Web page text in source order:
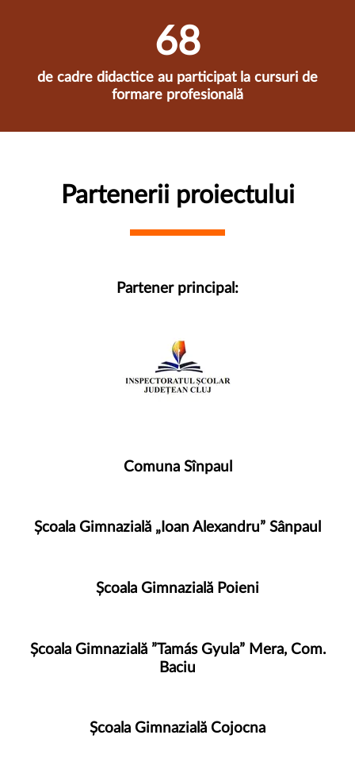
70
de cadre didactice au participat la cursuri de
formare profesională
Partenerii proiectului
Partener principal:
Comuna Sînpaul
Școala Gimnazială „Ioan Alexandru” Sânpaul
Școala Gimnazială Poieni
Școala Gimnazială ”Tamás Gyula” ​Mera, Com.
Baciu
Școala Gimnazială Cojocna